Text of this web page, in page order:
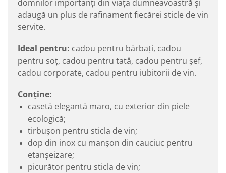
domnilor importanți din viața dumneavoastră și
adaugă un plus de rafinament fiecărei sticle de vin
servite.
Ideal pentru: cadou pentru bărbați, cadou
pentru soț, cadou pentru tată, cadou pentru șef,
cadou corporate, cadou pentru iubitorii de vin.
Conține:
casetă elegantă maro, cu exterior din piele
ecologică;
tirbușon pentru sticla de vin;
dop din inox cu manșon din cauciuc pentru
etanșeizare;
picurător pentru sticla de vin;